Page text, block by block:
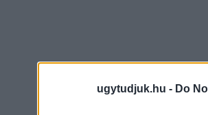
ugytudjuk.hu - Do